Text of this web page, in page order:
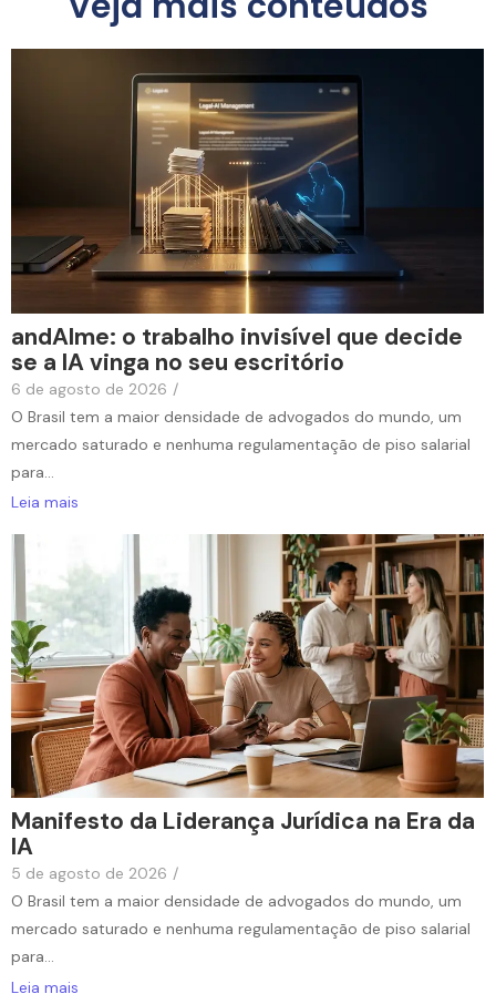
andAIme: o trabalho invisível que decide
se a IA vinga no seu escritório
6 de agosto de 2026 /
O Brasil tem a maior densidade de advogados do mundo, um
mercado saturado e nenhuma regulamentação de piso salarial
para...
Leia mais
Manifesto da Liderança Jurídica na Era da
IA
5 de agosto de 2026 /
O Brasil tem a maior densidade de advogados do mundo, um
mercado saturado e nenhuma regulamentação de piso salarial
para...
Leia mais